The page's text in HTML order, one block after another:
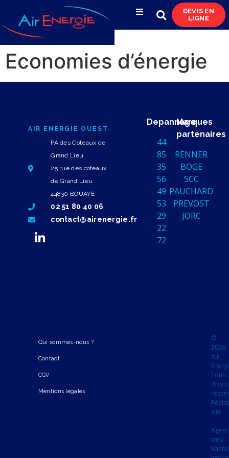
Sécheurs, filtres
& pompes à vide
DEVIS EN
LIGNE
Economies d’énergie
AIR ENERGIE OUEST
PA des Coteaux de
Grand Lieu
25 rue des coteaux
de Grand Lieu
44830 BOUAYE
02 51 80 40 06
contact@airenergie.fr
Depannage
44
85
35
56
49
53
29
22
72
Marques
partenaires
RENNER
BOGE
SCC
PAUCHARD
PREVOST
JORC
Qui sommes-nous ?
Contact
CGV
Mentions légales
©
2026
Air
Tous
droits
site
:
web